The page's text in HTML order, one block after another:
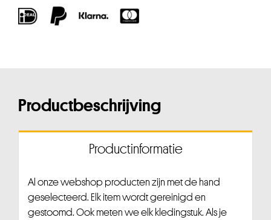
Productbeschrijving
Productinformatie
Al onze webshop producten zijn met de hand
geselecteerd. Elk item wordt gereinigd en
gestoomd. Ook meten we elk kledingstuk. Als je